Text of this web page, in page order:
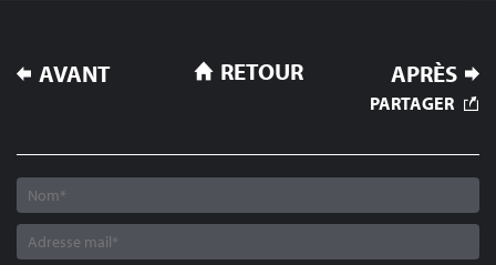
NAVIGATION
DE
AVANT APRÈS
RETOUR
PARTAGER